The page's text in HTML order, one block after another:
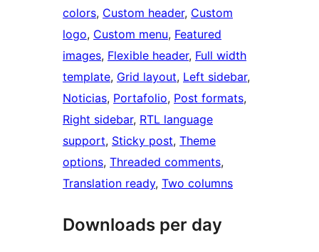
colors, Custom header, Custom
logo, Custom menu, Featured
images, Flexible header, Full width
template, Grid layout, Left sidebar
Noticias, Portafolio, Post formats
Right sidebar, RTL language
support, Sticky post, Theme
options, Threaded comments
Translation ready, Two columns
Downloads per day